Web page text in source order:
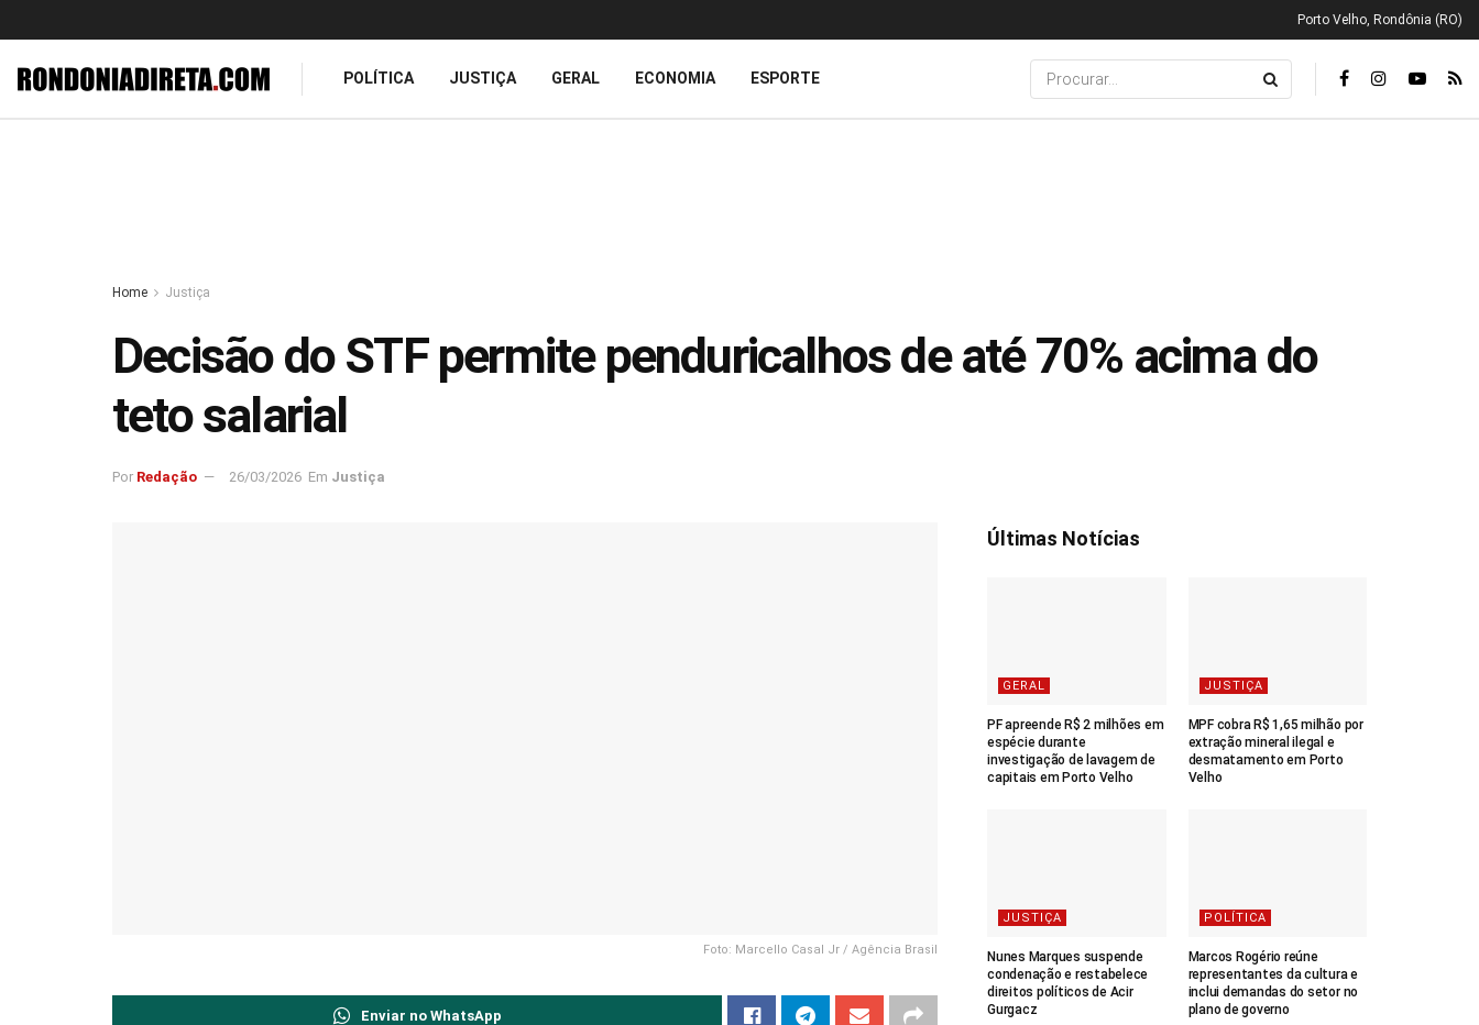
Porto Velho, Rondônia (RO)
POLÍTICA JUSTIÇA GERAL ECONOMIA ESPORTE
Home Justiça
Decisão do STF permite penduricalhos de até 70% acima do
teto salarial
Por Redação 26/03/2026 Em Justiça
Foto: Marcello Casal Jr / Agência Brasil
Enviar no WhatsApp
Últimas Notícias
GERAL
PF apreende R$ 2 milhões em
espécie durante
investigação de lavagem de
capitais em Porto Velho
JUSTIÇA
MPF cobra R$ 1,65 milhão por
extração mineral ilegal e
desmatamento em Porto
Velho
JUSTIÇA
Nunes Marques suspende
condenação e restabelece
direitos políticos de Acir
Gurgacz
POLÍTICA
Marcos Rogério reúne
representantes da cultura e
inclui demandas do setor no
plano de governo